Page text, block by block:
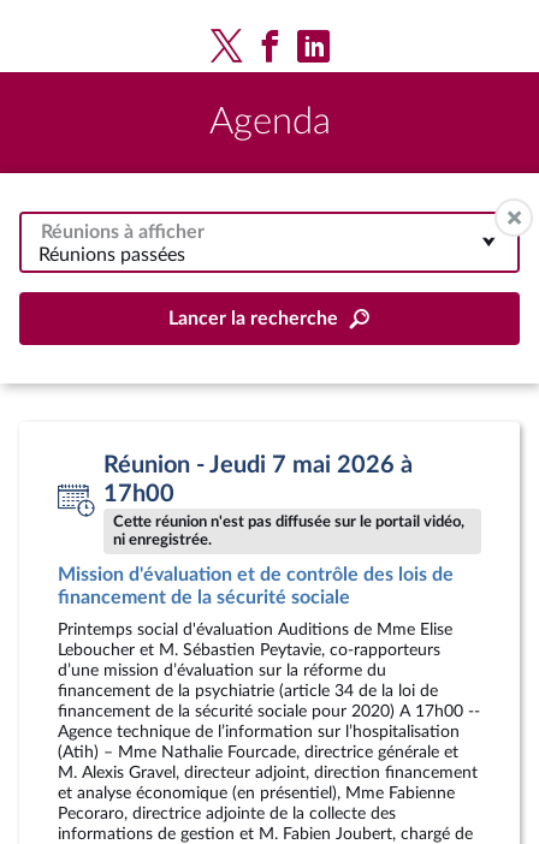
Agenda
Réunions à afficher
Réunions passées
Lancer la recherche
Réunion - Jeudi 7 mai 2026 à
17h00
Cette réunion n'est pas diffusée sur le portail vidéo,
ni enregistrée.
Mission d'évaluation et de contrôle des lois de
financement de la sécurité sociale
Printemps social d'évaluation Auditions de Mme Elise
Leboucher et M. Sébastien Peytavie, co-rapporteurs
d’une mission d’évaluation sur la réforme du
financement de la psychiatrie (article 34 de la loi de
financement de la sécurité sociale pour 2020) A 17h00 --
Agence technique de l’information sur l’hospitalisation
(Atih) – Mme Nathalie Fourcade, directrice générale et
M. Alexis Gravel, directeur adjoint, direction financement
et analyse économique (en présentiel), Mme Fabienne
Pecoraro, directrice adjointe de la collecte des
informations de gestion et M. Fabien Joubert, chargé de